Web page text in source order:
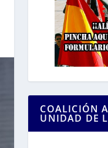
COALICIÓN
UNIDAD DE